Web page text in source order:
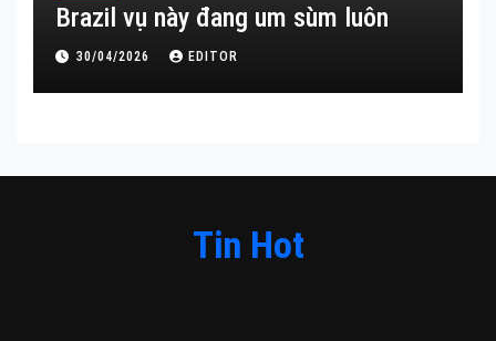
Brazil vụ này đang um sùm luôn
30/04/2026 EDITOR
Tin Hot